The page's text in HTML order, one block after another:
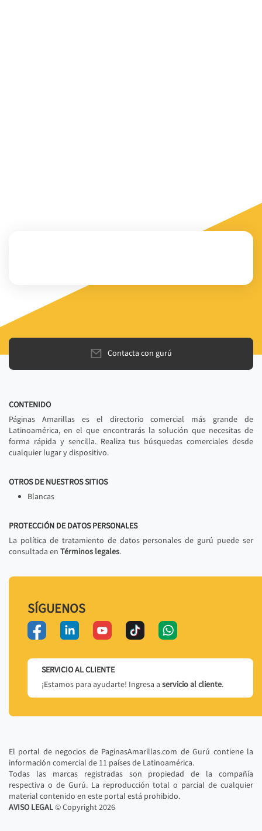
Contacta con gurú
CONTENIDO
Páginas Amarillas es el directorio comercial más grande de
Latinoamérica, en el que encontrarás la solución que necesitas de
forma rápida y sencilla. Realiza tus búsquedas comerciales desde
cualquier lugar y dispositivo.
OTROS DE NUESTROS SITIOS
Blancas
PROTECCIÓN DE DATOS PERSONALES
La política de tratamiento de datos personales de gurú puede ser
consultada en Términos legales.
SÍGUENOS
SERVICIO AL CLIENTE
¡Estamos para ayudarte! Ingresa a servicio al cliente.
El portal de negocios de PaginasAmarillas.com de Gurú contiene la
información comercial de 11 países de Latinoamérica.
Todas las marcas registradas son propiedad de la compañía
respectiva o de Gurú. La reproducción total o parcial de cualquier
material contenido en este portal está prohibido.
AVISO LEGAL© Copyright2026